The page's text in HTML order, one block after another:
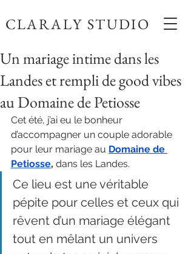
CLARALY STUDIO
Un mariage intime dans les
Landes et rempli de good vibes
au Domaine de Petiosse
Cet été, j’ai eu le bonheur
d’accompagner un couple adorable
pour leur mariage au Domaine de
Petiosse, dans les Landes.
Ce lieu est une véritable
pépite pour celles et ceux qui
rêvent d’un mariage élégant
tout en mêlant un univers